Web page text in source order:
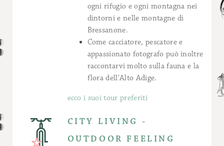
ogni rifugio e ogni montagna nei
dintorni e nelle montagne di
Bressanone.
Come cacciatore, pescatore e
appassionato fotografo può inoltre
raccontarvi molto sulla fauna e la
flora dell'Alto Adige.
ecco i suoi tour preferiti
CITY LIVING -
OUTDOOR FEELING